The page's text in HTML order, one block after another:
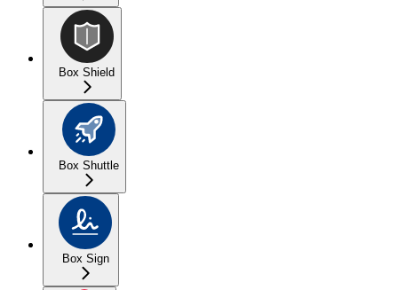
Box Shield
Box Shuttle
Box Sign